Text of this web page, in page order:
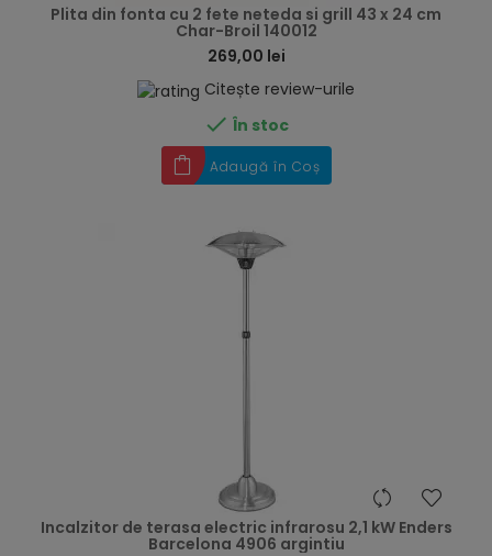
Plita din fonta cu 2 fete neteda si grill 43 x 24 cm
Char-Broil 140012
269,00 lei
Citește review-urile
 În stoc
Adaugă în Coș
Incalzitor de terasa electric infrarosu 2,1 kW Enders
Barcelona 4906 argintiu